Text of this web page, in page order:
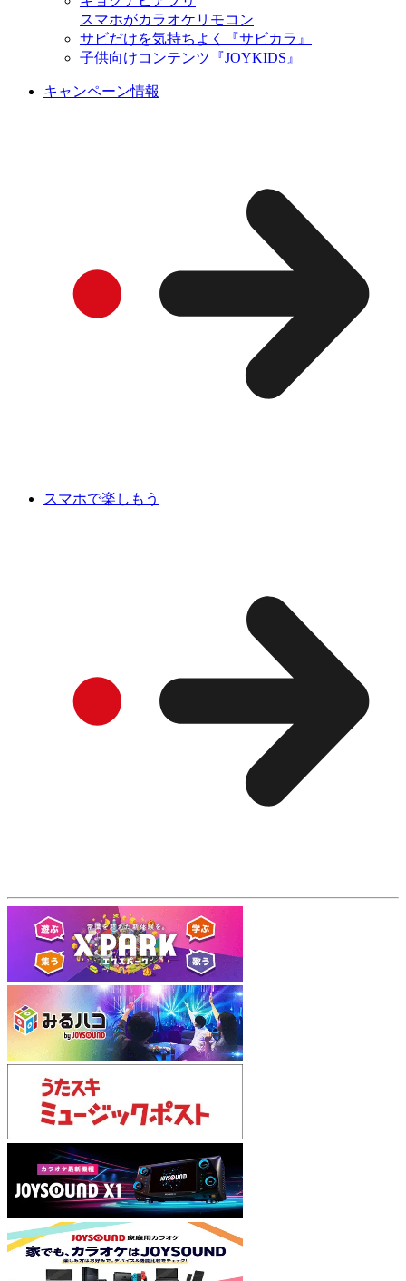
スマホがカラオケリモコン
サビだけを気持ちよく『サビカラ』
子供向けコンテンツ『JOYKIDS』
キャンペーン情報
スマホで楽しもう